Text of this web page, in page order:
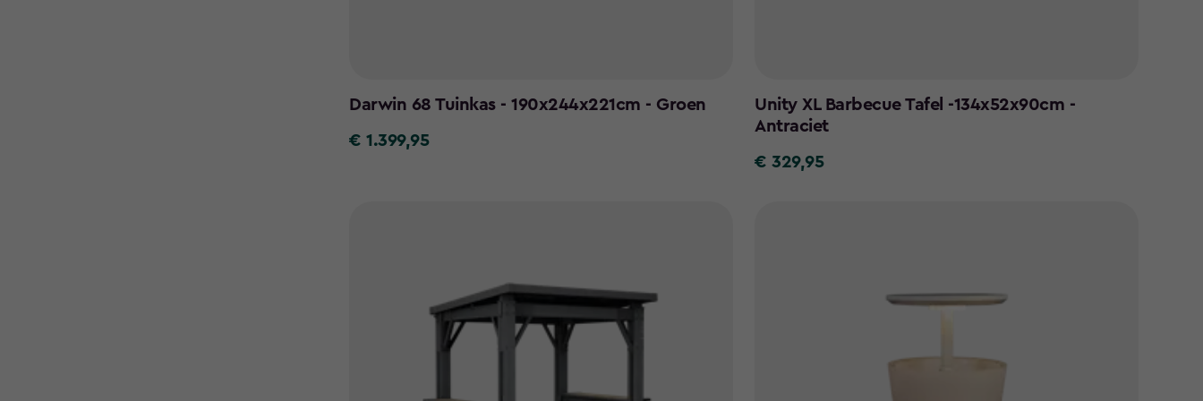
Darwin 68 Tuinkas - 190x244x221cm - Groen
€
€ 1.399,95
Unity XL Barbecue Tafel -134x52x90cm -
Antraciet
€
€ 329,95